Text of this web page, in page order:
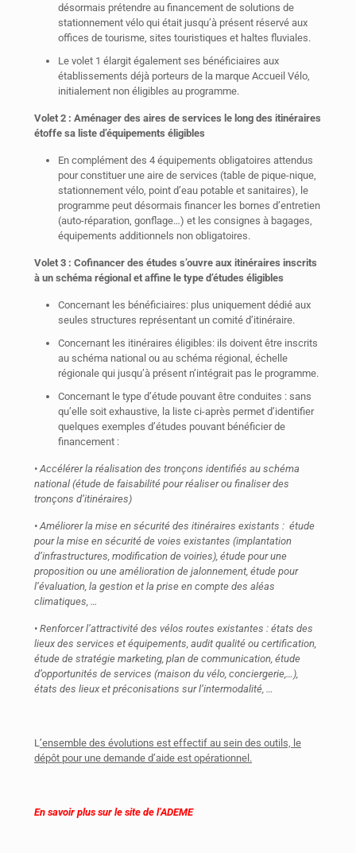
désormais prétendre au financement de solutions de
stationnement vélo qui était jusqu’à présent réservé aux
offices de tourisme, sites touristiques et haltes fluviales.
Le volet 1 élargit également ses bénéficiaires aux
établissements déjà porteurs de la marque Accueil Vélo,
initialement non éligibles au programme.
Volet 2 : Aménager des aires de services le long des itinéraires
étoffe sa liste d’équipements éligibles
En complément des 4 équipements obligatoires attendus
pour constituer une aire de services (table de pique-nique,
stationnement vélo, point d’eau potable et sanitaires), le
programme peut désormais financer les bornes d’entretien
(auto-réparation, gonflage…) et les consignes à bagages,
équipements additionnels non obligatoires.
Volet 3 : Cofinancer des études s’ouvre aux itinéraires inscrits
à un schéma régional et affine le type d’études éligibles
Concernant les bénéficiaires: plus uniquement dédié aux
seules structures représentant un comité d’itinéraire.
Concernant les itinéraires éligibles: ils doivent être inscrits
au schéma national ou au schéma régional, échelle
régionale qui jusqu’à présent n’intégrait pas le programme.
Concernant le type d’étude pouvant être conduites : sans
qu’elle soit exhaustive, la liste ci-après permet d’identifier
quelques exemples d’études pouvant bénéficier de
financement :
• Accélérer la réalisation des tronçons identifiés au schéma
national (étude de faisabilité pour réaliser ou finaliser des
tronçons d’itinéraires)
• Améliorer la mise en sécurité des itinéraires existants : étude
pour la mise en sécurité de voies existantes (implantation
d’infrastructures, modification de voiries), étude pour une
proposition ou une amélioration de jalonnement, étude pour
l’évaluation, la gestion et la prise en compte des aléas
climatiques, …
• Renforcer l’attractivité des vélos routes existantes : états des
lieux des services et équipements, audit qualité ou certification,
étude de stratégie marketing, plan de communication, étude
d’opportunités de services (maison du vélo, conciergerie,…),
états des lieux et préconisations sur l’intermodalité, …
L ’ensemble des évolutions est effectif au sein des outils, le
dépôt pour une demande d’aide est opérationnel.
En savoir plus sur le site de l’ADEME